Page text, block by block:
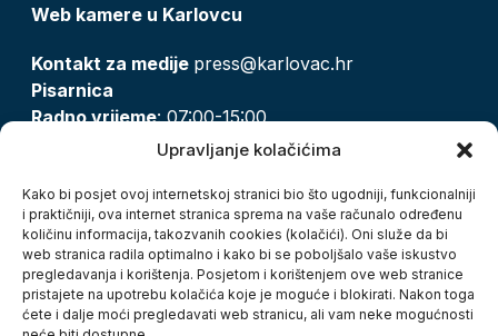
Upravljanje kolačićima
Kako bi posjet ovoj internetskoj stranici bio što ugodniji, funkcionalniji
i praktičniji, ova internet stranica sprema na vaše računalo određenu
količinu informacija, takozvanih cookies (kolačići). Oni služe da bi
web stranica radila optimalno i kako bi se poboljšalo vaše iskustvo
pregledavanja i korištenja. Posjetom i korištenjem ove web stranice
pristajete na upotrebu kolačića koje je moguće i blokirati. Nakon toga
ćete i dalje moći pregledavati web stranicu, ali vam neke mogućnosti
Web kamere u Karlovcu
Kontakt za medije press@karlovac.hr
Pisarnica
Radno vrijeme: 07:00-15:00
pisarnica@karlovac.hr
Zaštita osobnih podataka
Pristup informacijama
Kolačići